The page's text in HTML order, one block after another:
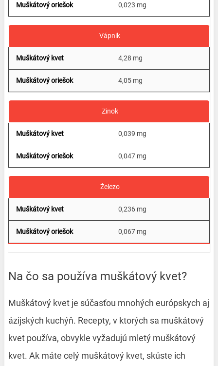
0,023 mg
Vápnik
4,28 mg
4,05 mg
Zinok
0,039 mg
0,047 mg
Železo
0,236 mg
0,067 mg
Na čo sa používa muškátový kvet?
Muškátový kvet je súčasťou mnohých európskych aj
ázijských kuchýň. Recepty, v ktorých sa muškátový
kvet používa, obvykle vyžadujú mletý muškátový
kvet. Ak máte celý muškátový kvet, skúste ich